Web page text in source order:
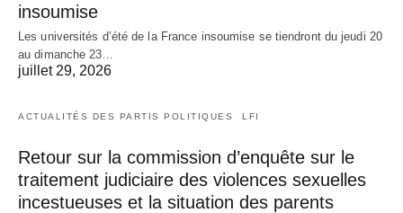
insoumise
Les universités d’été de la France insoumise se tiendront du jeudi 20
au dimanche 23…
juillet 29, 2026
ACTUALITÉS DES PARTIS POLITIQUES LFI
Retour sur la commission d’enquête sur le
traitement judiciaire des violences sexuelles
incestueuses et la situation des parents